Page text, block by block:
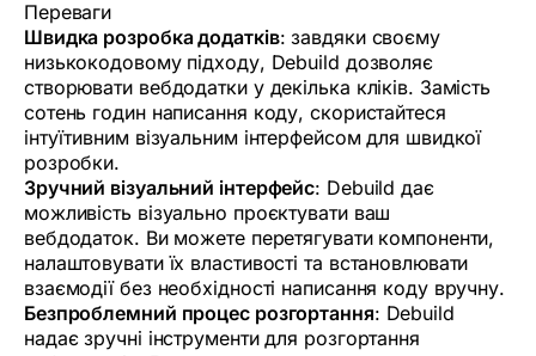
Переваги
Швидка розробка додатків: завдяки своєму
низькокодовому підходу, Debuild дозволяє
створювати вебдодатки у декілька кліків. Замість
сотень годин написання коду, скористайтеся
інтуїтивним візуальним інтерфейсом для швидкої
розробки.
Зручний візуальний інтерфейс: Debuild дає
можливість візуально проєктувати ваш
вебдодаток. Ви можете перетягувати компоненти,
налаштовувати їх властивості та встановлювати
взаємодії без необхідності написання коду вручну.
Безпроблемний процес розгортання: Debuild
надає зручні інструменти для розгортання